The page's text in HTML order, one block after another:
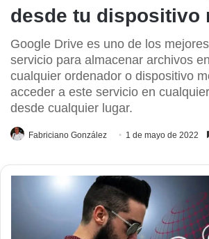
desde tu dispositivo
Google Drive es uno de los
servicio para almacenar archivos
cualquier ordenador o dispositivo
acceder a este servicio en
desde cualquier lugar.
Fabriciano González 1 de mayo de 2022